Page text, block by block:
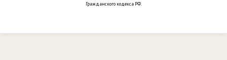
Гражданского кодекса РФ.